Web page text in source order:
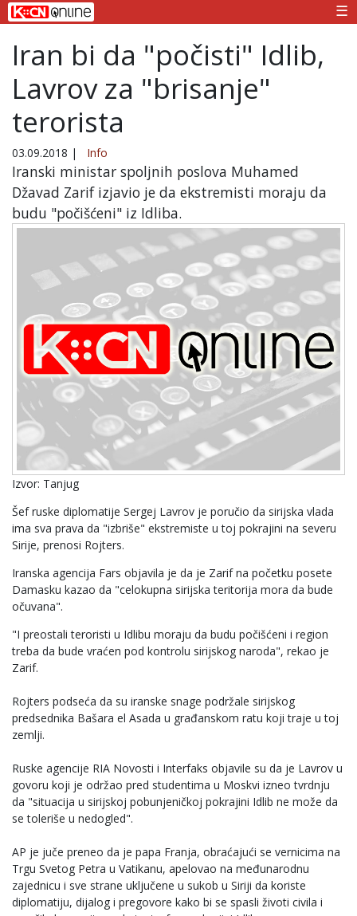
☰
Iran bi da "počisti" Idlib,
Lavrov za "brisanje"
terorista
03.09.2018 | Info
Iranski ministar spoljnih poslova Muhamed
Džavad Zarif izjavio je da ekstremisti moraju da
budu "počišćeni" iz Idliba.
Izvor: Tanjug
Šef ruske diplomatije Sergej Lavrov je poručio da sirijska vlada
ima sva prava da "izbriše" ekstremiste u toj pokrajini na severu
Sirije, prenosi Rojters.
Iranska agencija Fars objavila je da je Zarif na početku posete
Damasku kazao da "celokupna sirijska teritorija mora da bude
očuvana".
"I preostali teroristi u Idlibu moraju da budu počišćeni i region
treba da bude vraćen pod kontrolu sirijskog naroda", rekao je
Zarif.
Rojters podseća da su iranske snage podržale sirijskog
predsednika Bašara el Asada u građanskom ratu koji traje u toj
zemlji.
Ruske agencije RIA Novosti i Interfaks objavile su da je Lavrov u
govoru koji je održao pred studentima u Moskvi izneo tvrdnju
da "situacija u sirijskoj pobunjeničkoj pokrajini Idlib ne može da
se toleriše u nedogled".
AP je juče preneo da je papa Franja, obraćajući se vernicima na
Trgu Svetog Petra u Vatikanu, apelovao na međunarodnu
zajednicu i sve strane uključene u sukob u Siriji da koriste
diplomatiju, dijalog i pregovore kako bi se spasli životi civila i